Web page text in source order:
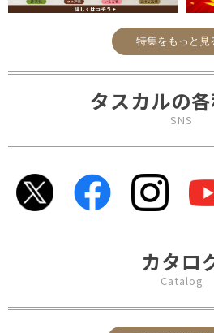
特集をもっと見
タスカルの
SNS
カタロ
Catalog